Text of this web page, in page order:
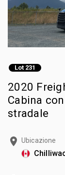
Lot 231
2020
Cabina
stradale
Ubicazione